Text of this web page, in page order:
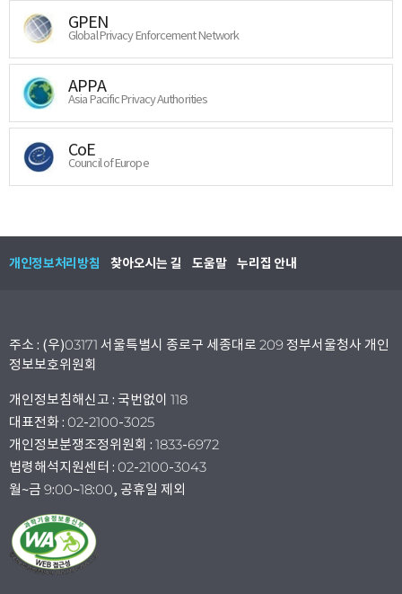
GPEN
Global Privacy Enforcement Network
APPA
Asia Pacific Privacy Authorities
CoE
Council of Europe
개인정보처리방침 찾아오시는 길 도움말 누리집 안내
주소 : (우)03171 서울특별시 종로구 세종대로 209 정부서울청사 개인
정보보호위원회
개인정보침해신고 : 국번없이 118
대표전화 : 02-2100-3025
개인정보분쟁조정위원회 : 1833-6972
법령해석지원센터 : 02-2100-3043
월~금 9:00~18:00, 공휴일 제외